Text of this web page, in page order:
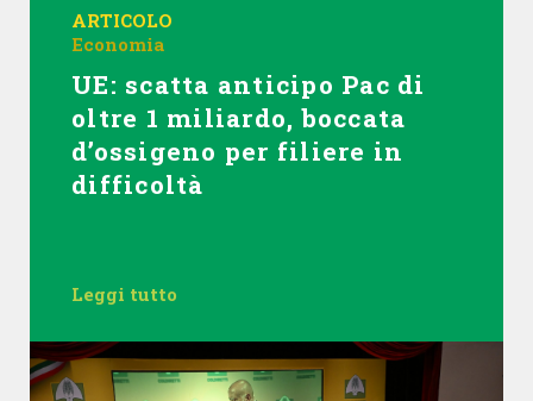
ARTICOLO
Economia
UE: scatta anticipo Pac di
oltre 1 miliardo, boccata
d’ossigeno per filiere in
difficoltà
Leggi tutto